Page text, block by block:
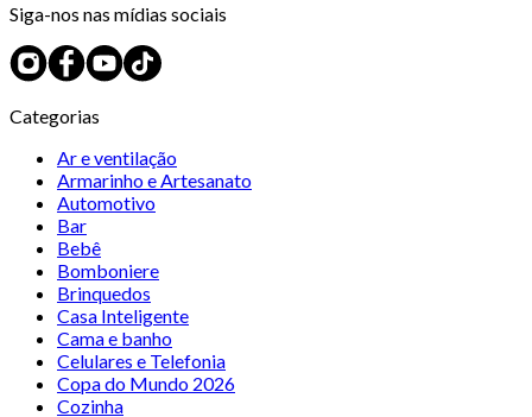
Siga-nos nas mídias sociais
Categorias
Ar e ventilação
Armarinho e Artesanato
Automotivo
Bar
Bebê
Bomboniere
Brinquedos
Casa Inteligente
Cama e banho
Celulares e Telefonia
Copa do Mundo 2026
Cozinha